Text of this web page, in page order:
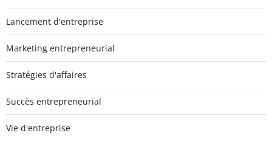
Lancement d'entreprise
Marketing entrepreneurial
Stratégies d'affaires
Succès entrepreneurial
Vie d'entreprise